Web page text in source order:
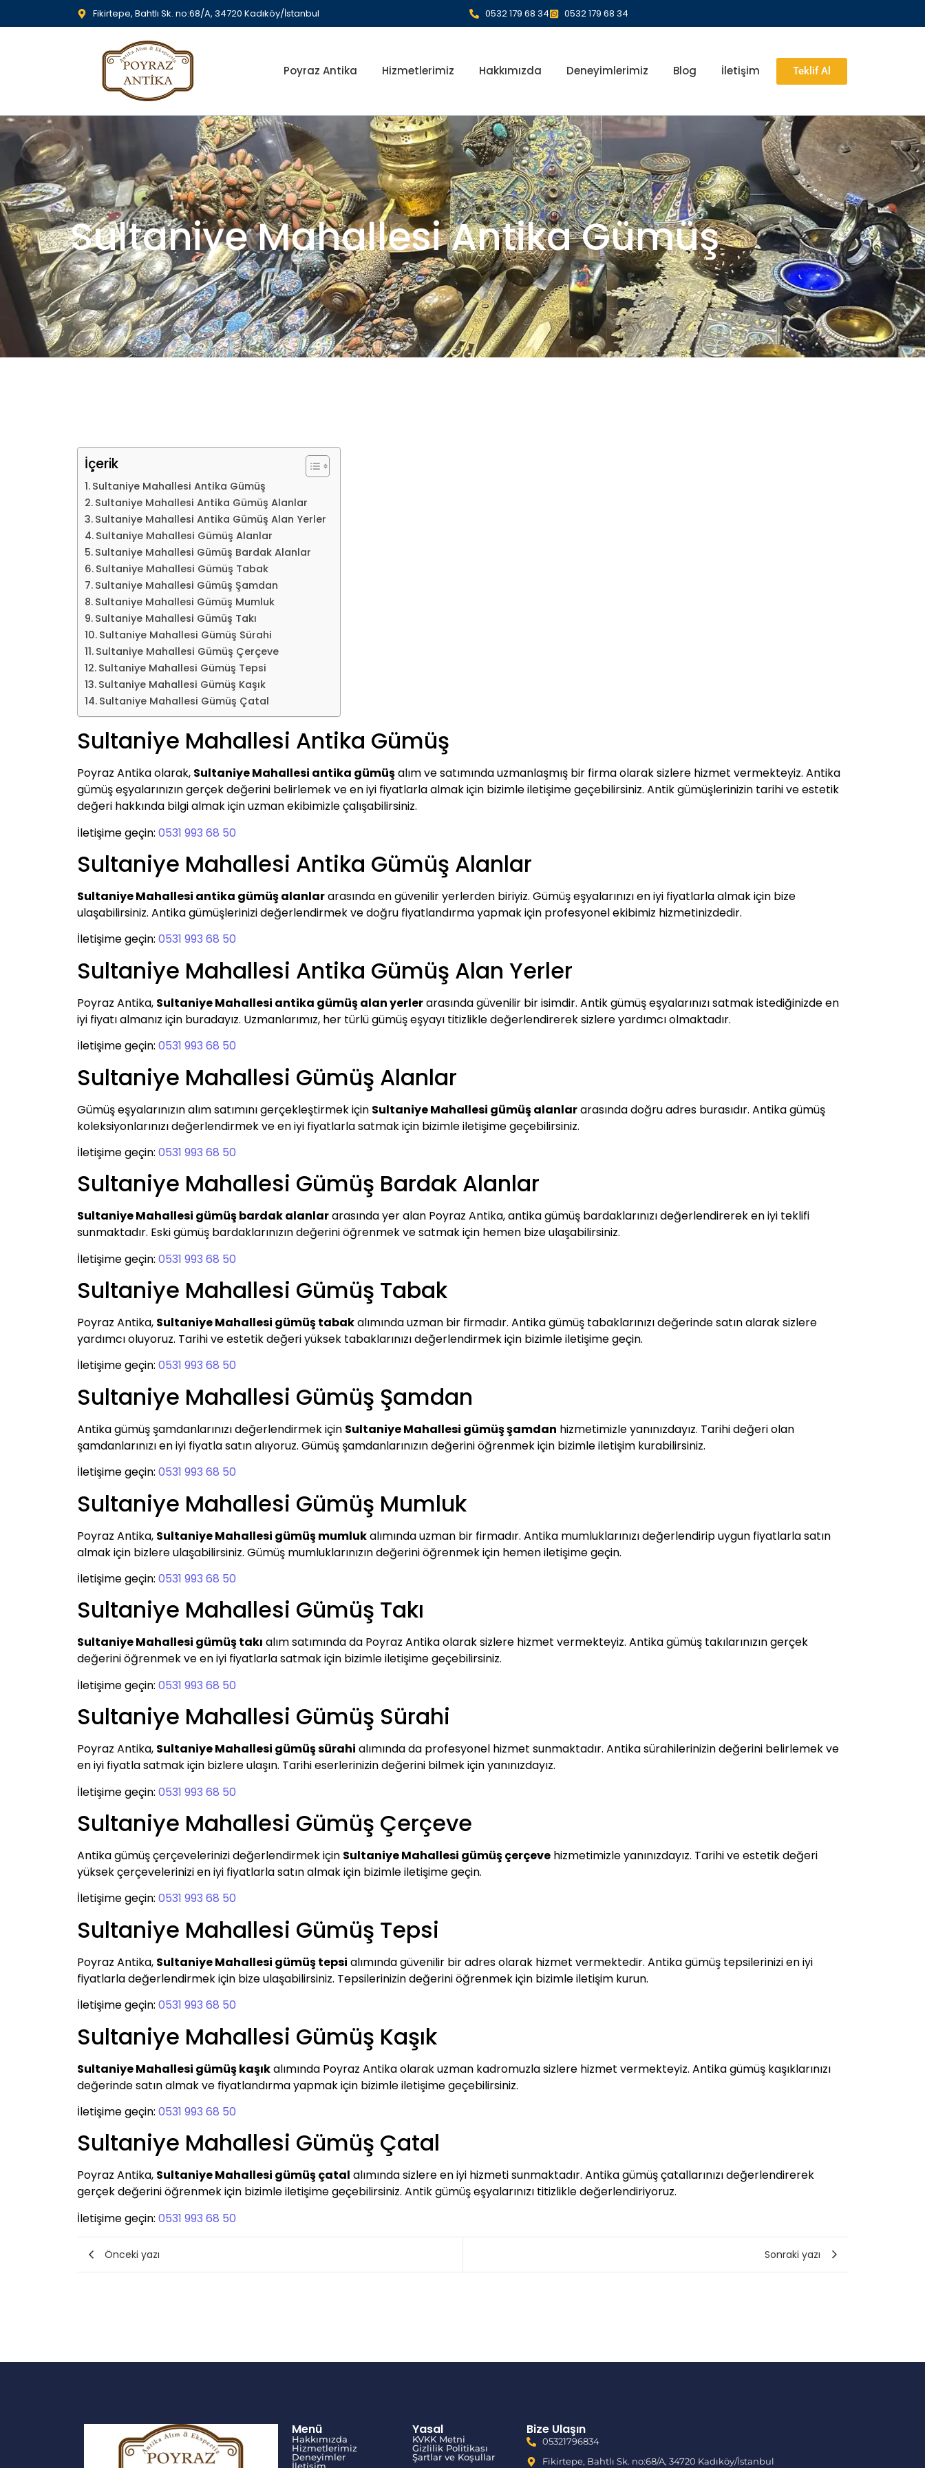
Fikirtepe, Bahtlı Sk. no:68/A, 34720 Kadıköy/İstanbul 0532 179 68 34 0532 179 68 34
Poyraz Antika Hizmetlerimiz Hakkımızda Deneyimlerimiz Blog İletişim Teklif Al
Sultaniye Mahallesi Antika Gümüş
İçerik
Sultaniye Mahallesi Antika Gümüş
Sultaniye Mahallesi Antika Gümüş Alanlar
Sultaniye Mahallesi Antika Gümüş Alan Yerler
Sultaniye Mahallesi Gümüş Alanlar
Sultaniye Mahallesi Gümüş Bardak Alanlar
Sultaniye Mahallesi Gümüş Tabak
Sultaniye Mahallesi Gümüş Şamdan
Sultaniye Mahallesi Gümüş Mumluk
Sultaniye Mahallesi Gümüş Takı
Sultaniye Mahallesi Gümüş Sürahi
Sultaniye Mahallesi Gümüş Çerçeve
Sultaniye Mahallesi Gümüş Tepsi
Sultaniye Mahallesi Gümüş Kaşık
Sultaniye Mahallesi Gümüş Çatal
Sultaniye Mahallesi Antika Gümüş
Poyraz Antika olarak, Sultaniye Mahallesi antika gümüşalım ve satımında uzmanlaşmış bir firma olarak sizlere hizmet vermekteyiz. Antika
gümüş eşyalarınızın gerçek değerini belirlemek ve en iyi fiyatlarla almak için bizimle iletişime geçebilirsiniz. Antik gümüşlerinizin tarihi ve estetik
değeri hakkında bilgi almak için uzman ekibimizle çalışabilirsiniz.
İletişime geçin: 0531 993 68 50
Sultaniye Mahallesi Antika Gümüş Alanlar
Sultaniye Mahallesi antika gümüş alanlararasında en güvenilir yerlerden biriyiz. Gümüş eşyalarınızı en iyi fiyatlarla almak için bize
ulaşabilirsiniz. Antika gümüşlerinizi değerlendirmek ve doğru fiyatlandırma yapmak için profesyonel ekibimiz hizmetinizdedir.
İletişime geçin: 0531 993 68 50
Sultaniye Mahallesi Antika Gümüş Alan Yerler
Poyraz Antika, Sultaniye Mahallesi antika gümüş alan yerlerarasında güvenilir bir isimdir. Antik gümüş eşyalarınızı satmak istediğinizde en
iyi fiyatı almanız için buradayız. Uzmanlarımız, her türlü gümüş eşyayı titizlikle değerlendirerek sizlere yardımcı olmaktadır.
İletişime geçin: 0531 993 68 50
Sultaniye Mahallesi Gümüş Alanlar
Gümüş eşyalarınızın alım satımını gerçekleştirmek için Sultaniye Mahallesi gümüş alanlararasında doğru adres burasıdır. Antika gümüş
koleksiyonlarınızı değerlendirmek ve en iyi fiyatlarla satmak için bizimle iletişime geçebilirsiniz.
İletişime geçin: 0531 993 68 50
Sultaniye Mahallesi Gümüş Bardak Alanlar
Sultaniye Mahallesi gümüş bardak alanlararasında yer alan Poyraz Antika, antika gümüş bardaklarınızı değerlendirerek en iyi teklifi
sunmaktadır. Eski gümüş bardaklarınızın değerini öğrenmek ve satmak için hemen bize ulaşabilirsiniz.
İletişime geçin: 0531 993 68 50
Sultaniye Mahallesi Gümüş Tabak
Poyraz Antika, Sultaniye Mahallesi gümüş tabakalımında uzman bir firmadır. Antika gümüş tabaklarınızı değerinde satın alarak sizlere
yardımcı oluyoruz. Tarihi ve estetik değeri yüksek tabaklarınızı değerlendirmek için bizimle iletişime geçin.
İletişime geçin: 0531 993 68 50
Sultaniye Mahallesi Gümüş Şamdan
Antika gümüş şamdanlarınızı değerlendirmek için Sultaniye Mahallesi gümüş şamdan hizmetimizle yanınızdayız. Tarihi değeri olan
şamdanlarınızı en iyi fiyatla satın alıyoruz. Gümüş şamdanlarınızın değerini öğrenmek için bizimle iletişim kurabilirsiniz.
İletişime geçin: 0531 993 68 50
Sultaniye Mahallesi Gümüş Mumluk
Poyraz Antika, Sultaniye Mahallesi gümüş mumlukalımında uzman bir firmadır. Antika mumluklarınızı değerlendirip uygun fiyatlarla satın
almak için bizlere ulaşabilirsiniz. Gümüş mumluklarınızın değerini öğrenmek için hemen iletişime geçin.
İletişime geçin: 0531 993 68 50
Sultaniye Mahallesi Gümüş Takı
Sultaniye Mahallesi gümüş takı alım satımında da Poyraz Antika olarak sizlere hizmet vermekteyiz. Antika gümüş takılarınızın gerçek
değerini öğrenmek ve en iyi fiyatlarla satmak için bizimle iletişime geçebilirsiniz.
İletişime geçin: 0531 993 68 50
Sultaniye Mahallesi Gümüş Sürahi
Poyraz Antika, Sultaniye Mahallesi gümüş sürahi alımında da profesyonel hizmet sunmaktadır. Antika sürahilerinizin değerini belirlemek ve
en iyi fiyatla satmak için bizlere ulaşın. Tarihi eserlerinizin değerini bilmek için yanınızdayız.
İletişime geçin: 0531 993 68 50
Sultaniye Mahallesi Gümüş Çerçeve
Antika gümüş çerçevelerinizi değerlendirmek için Sultaniye Mahallesi gümüş çerçeve hizmetimizle yanınızdayız. Tarihi ve estetik değeri
yüksek çerçevelerinizi en iyi fiyatlarla satın almak için bizimle iletişime geçin.
İletişime geçin: 0531 993 68 50
Sultaniye Mahallesi Gümüş Tepsi
Poyraz Antika, Sultaniye Mahallesi gümüş tepsi alımında güvenilir bir adres olarak hizmet vermektedir. Antika gümüş tepsilerinizi en iyi
fiyatlarla değerlendirmek için bize ulaşabilirsiniz. Tepsilerinizin değerini öğrenmek için bizimle iletişim kurun.
İletişime geçin: 0531 993 68 50
Sultaniye Mahallesi Gümüş Kaşık
Sultaniye Mahallesi gümüş kaşıkalımında Poyraz Antika olarak uzman kadromuzla sizlere hizmet vermekteyiz. Antika gümüş kaşıklarınızı
değerinde satın almak ve fiyatlandırma yapmak için bizimle iletişime geçebilirsiniz.
İletişime geçin: 0531 993 68 50
Sultaniye Mahallesi Gümüş Çatal
Poyraz Antika, Sultaniye Mahallesi gümüş çatal alımında sizlere en iyi hizmeti sunmaktadır. Antika gümüş çatallarınızı değerlendirerek
gerçek değerini öğrenmek için bizimle iletişime geçebilirsiniz. Antik gümüş eşyalarınızı titizlikle değerlendiriyoruz.
İletişime geçin: 0531 993 68 50
Önceki yazı Sonraki yazı
Menü
Hakkımızda
Hizmetlerimiz
Deneyimler
Yasal
KVKK Metni
Gizlilik Politikası
Şartlar ve Koşullar
Bize Ulaşın
05321796834
Fikirtepe, Bahtlı Sk. no:68/A, 34720 Kadıköy/İstanbul